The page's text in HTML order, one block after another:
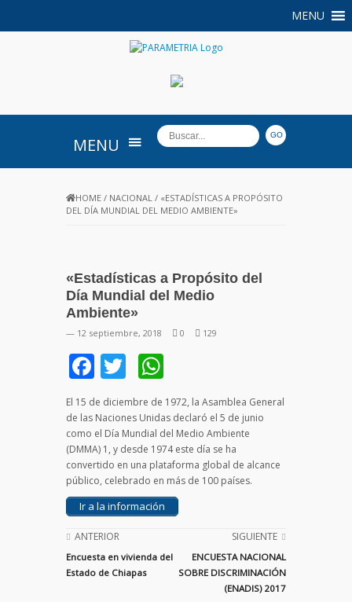
MENU
PARAMETRIA
MENU
HOME / NACIONAL / «ESTADÍSTICAS A PROPÓSITO
DEL DÍA MUNDIAL DEL MEDIO AMBIENTE»
«Estadísticas a Propósito del
Día Mundial del Medio
Ambiente»
— 12 septiembre, 2018 0 129
Facebook
Twitter
El 15 de diciembre de 1972, la Asamblea General
de las Naciones Unidas declaró el 5 de junio
como el Día Mundial del Medio Ambiente
(DMMA) 1, y desde 1974 este día se ha
convertido en una plataforma global de alcance
público, celebrado en más de 100 países.
Ir a la información
ANTERIOR
Encuesta en vivienda del
Estado de Chiapas
SIGUIENTE
ENCUESTA NACIONAL
SOBRE DISCRIMINACIÓN
(ENADIS) 2017